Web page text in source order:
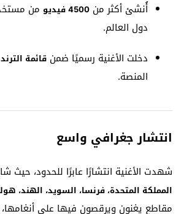
أُنشئ أكثر من 4500 فيديو
من
دول العالم.
دخلت الأغنية رسميًا ضمن قائمة
المنصة.
انتشار جغرافي واسع
شهدت الأغنية انتشارًا عابرًا للحدود،
المملكة المتحدة، فرنسا، السويد، الهند،
مقاطع يغنون ويرقصون فيها على أنغامها،